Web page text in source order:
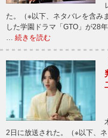
た。（※以下、ネタバレを含
した学園ドラマ「GTO」が28
続きを読む
2日に放送された。（※以下、